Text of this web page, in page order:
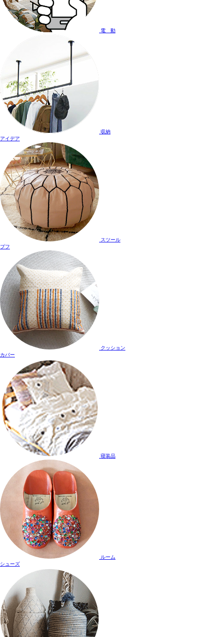
電 動
収納
アイデア
スツール
プフ
クッション
カバー
寝装品
ルーム
シューズ